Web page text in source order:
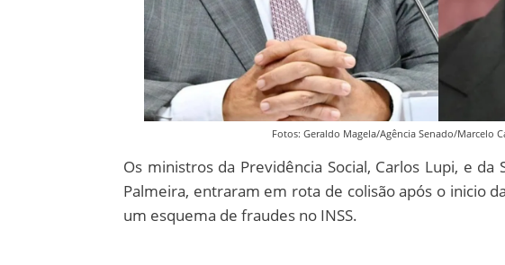
Fotos: Geraldo Magela/Agência Senado/Marcelo
Os ministros da Previdência Social, Carlos Lupi, e da
Palmeira, entraram em rota de colisão após o inicio
um esquema de fraudes no INSS.